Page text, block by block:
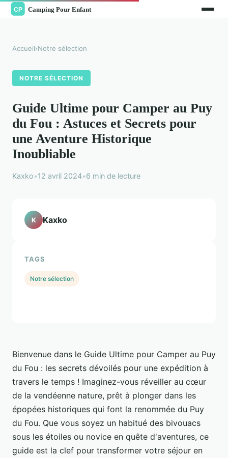
Accueil›Notre sélection
NOTRE SÉLECTION
Guide Ultime pour Camper au Puy
du Fou : Astuces et Secrets pour
une Aventure Historique
Inoubliable
Kaxko•12 avril 2024•6 min de lecture
Bienvenue dans le Guide Ultime pour Camper au Puy
du Fou : les secrets dévoilés pour une expédition à
travers le temps ! Imaginez-vous réveiller au cœur
de la vendéenne nature, prêt à plonger dans les
épopées historiques qui font la renommée du Puy
du Fou. Que vous soyez un habitué des bivouacs
sous les étoiles ou novice en quête d'aventures, ce
guide est la clef pour transformer votre séjour en
K Kaxko
TAGS
Notre sélection